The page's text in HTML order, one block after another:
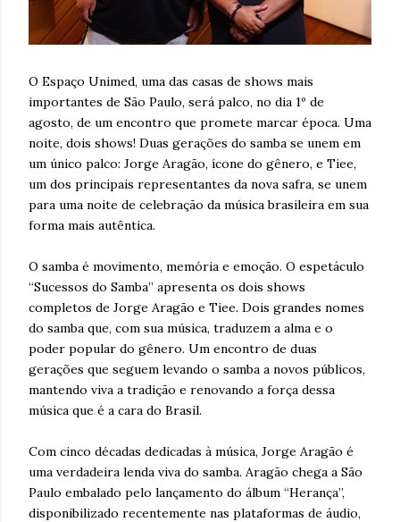
O Espaço Unimed, uma das casas de shows mais
importantes de São Paulo, será palco, no dia 1º de
agosto, de um encontro que promete marcar época. Uma
noite, dois shows! Duas gerações do samba se unem em
um único palco: Jorge Aragão, ícone do gênero, e Tiee,
um dos principais representantes da nova safra, se unem
para uma noite de celebração da música brasileira em sua
forma mais autêntica.
O samba é movimento, memória e emoção. O espetáculo
“Sucessos do Samba” apresenta os dois shows
completos de Jorge Aragão e Tiee. Dois grandes nomes
do samba que, com sua música, traduzem a alma e o
poder popular do gênero. Um encontro de duas
gerações que seguem levando o samba a novos públicos,
mantendo viva a tradição e renovando a força dessa
música que é a cara do Brasil.
Com cinco décadas dedicadas à música, Jorge Aragão é
uma verdadeira lenda viva do samba. Aragão chega a São
Paulo embalado pelo lançamento do álbum “Herança”,
disponibilizado recentemente nas plataformas de áudio,